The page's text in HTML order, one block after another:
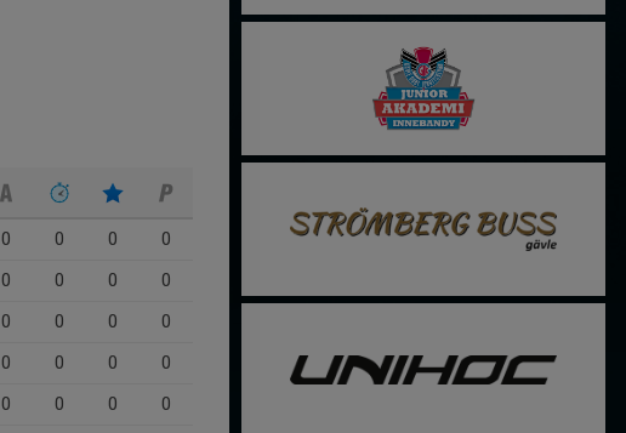
0 0 0
0
0 0 0
0
0 0 0
0
0 0 0
0
0 0 0
0